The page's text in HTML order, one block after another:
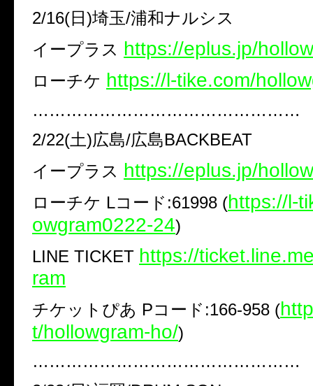
2/16(日)埼玉/浦和ナルシス
イープラス https://eplus.jp/
ローチケ https://l-tike.com/
…………………………………………
2/22(土)広島/広島BACKBEAT
イープラス https://eplus.jp/
ローチケ Lコード:61998 (https://l-
owgram0222-24)
LINE TICKET https://
ram
チケットぴあ Pコード:166-958 (
t/hollowgram-ho/​)
…………………………………………